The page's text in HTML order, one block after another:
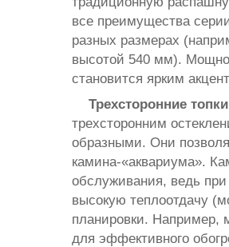
все преимущества
разных размерах
высотой 540 мм).
становится ярким
Трехсторонние
трехсторонним
образными. Они
камина-«аквариума».
обслуживания, ведь
высокую теплоотдачу
планировки. Например,
для эффективного